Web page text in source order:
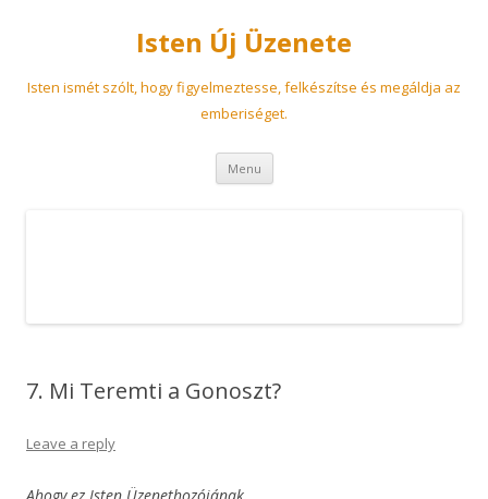
Isten Új Üzenete
Isten ismét szólt, hogy figyelmeztesse, felkészítse és megáldja az
emberiséget.
Menu Skip
content
7. Mi Teremti a Gonoszt?
Leave a reply